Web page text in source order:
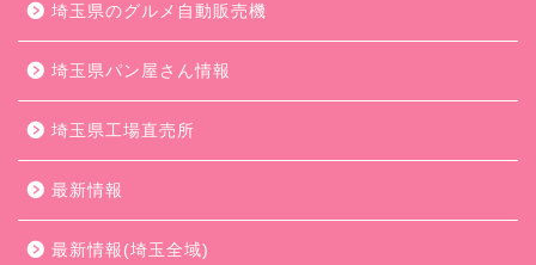
埼玉県のグルメ自動販売機
埼玉県パン屋さん情報
埼玉県工場直売所
最新情報
最新情報(埼玉全域)